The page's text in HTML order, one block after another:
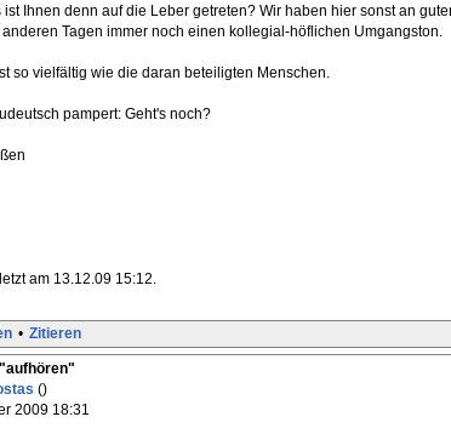
ist Ihnen denn auf die Leber getreten? Wir haben hier sonst an
Tagen immer noch einen kollegial-höflichen Umgangston.
so vielfältig wie die daran beteiligten Menschen.
pampert: Geht's noch?
am 13.12.09 15:12.
• Zitieren
()
2009 18:31